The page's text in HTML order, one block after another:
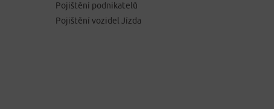
Pojištění podnikatelů
Pojištění vozidel Jízda